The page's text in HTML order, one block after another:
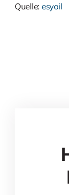
Quelle: esyoil